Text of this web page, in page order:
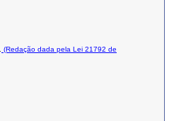
(Redação dada pela Lei 21792 de